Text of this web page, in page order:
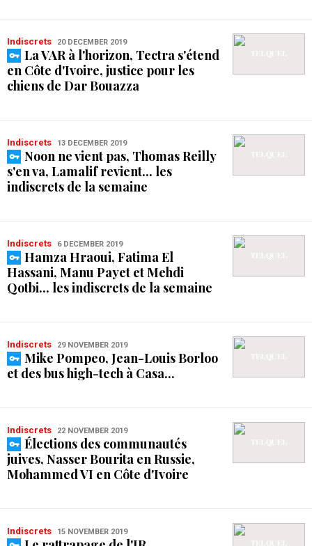
Indiscrets 20 DECEMBER 2019
La VAR à l'horizon, Tectra s'étend
en Côte d'Ivoire, justice pour les
chiens de Dar Bouazza
Indiscrets 13 DECEMBER 2019
Noon ne vient pas, Thomas Reilly
s'en va, Lamalif revient... les
indiscrets de la semaine
Indiscrets 6 DECEMBER 2019
Hamza Hraoui, Fatima El
Hassani, Manu Payet et Mehdi
Qotbi... les indiscrets de la semaine
Indiscrets 29 NOVEMBER 2019
Mike Pompeo, Jean-Louis Borloo
et des bus high-tech à Casa...
Indiscrets 22 NOVEMBER 2019
Élections des communautés
juives, Nasser Bourita en Russie,
Mohammed VI en Côte d'Ivoire
Indiscrets 15 NOVEMBER 2019